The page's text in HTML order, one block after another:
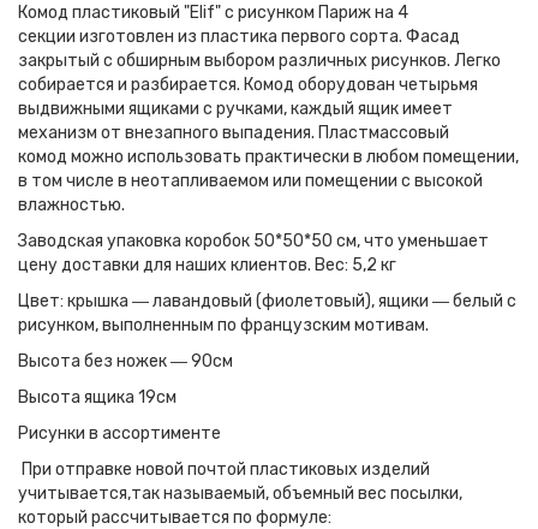
Комод пластиковый "Elif" с рисунком Париж на 4
секции изготовлен из пластика первого сорта. Фасад
закрытый с обширным выбором различных рисунков. Легко
собирается и разбирается. Комод оборудован четырьмя
выдвижными ящиками с ручками, каждый ящик имеет
механизм от внезапного выпадения. Пластмассовый
комод можно использовать практически в любом помещении,
в том числе в неотапливаемом или помещении с высокой
влажностью.
Заводская упаковка коробок 50*50*50 см, что уменьшает
цену доставки для наших клиентов. Вес: 5,2 кг
Цвет: крышка ― лавандовый (фиолетовый), ящики ― белый с
рисунком, выполненным по французским мотивам.
Высота без ножек ― 90см
Высота ящика 19см
Рисунки в ассортименте
При отправке новой почтой пластиковых изделий
учитывается,так называемый, объемный вес посылки,
который рассчитывается по формуле: